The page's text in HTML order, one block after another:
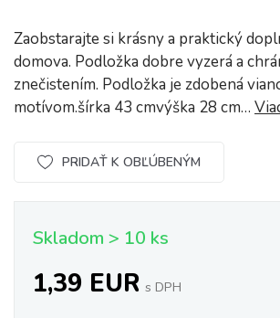
Zaobstarajte si krásny a praktický
domova. Podložka dobre vyzerá a
znečistením. Podložka je zdobená
motívom.šírka 43 cmvýška 28 cm…
PRIDAŤ K OBĽÚBENÝM
Skladom > 10 ks
1,39 EUR s DPH